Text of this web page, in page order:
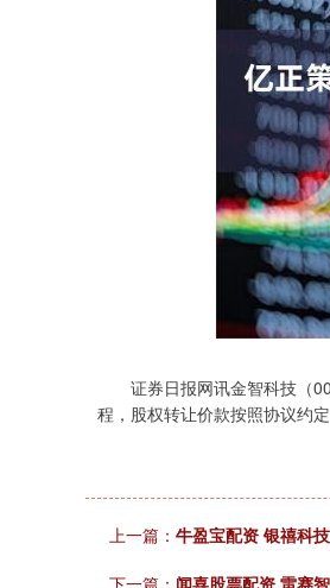
证券日报网讯金智科技（
程，股权转让价款按照协议约定
上一篇： 牛盈宝配资 银禧科
下一篇： 闻喜股票配资 雷赛